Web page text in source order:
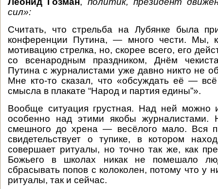
сил»:
Считать, что стрельба на Лубянке была
конференции Путина, — много чести. Мы,
мотивацию стрелка, но, скорее всего, его
со всенародным праздником, Днём
Путина с журналистами уже давно никто не
Мне кто-то сказал, что «обсуждать её —
смысла в плакате “Народ и партия едины”».
Вообще ситуация грустная. Над ней можно
особенно над этими якобы журналистами.
смешного до хрена — весёлого мало. Вся
свидетельствует о тупике, в котором
совершает ритуалы, но точно так же, как
Божьего в школах никак не помешало
сбрасывать попов с колоколен, потому что у
ритуалы, так и сейчас.